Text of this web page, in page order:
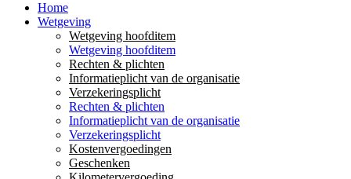
Home
Wetgeving
Wetgeving hoofditem
Wetgeving hoofditem
Rechten & plichten
Informatieplicht van de organisatie
Verzekeringsplicht
Rechten & plichten
Informatieplicht van de organisatie
Verzekeringsplicht
Kostenvergoedingen
Geschenken